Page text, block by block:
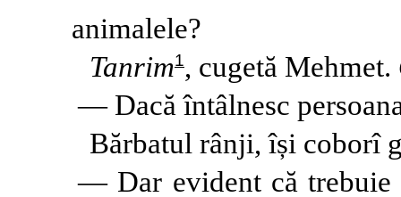
animalele?
Tanrim1, cugetă Mehmet.
— Dacă întâlnesc
Bărbatul rânji, își coborî
— Dar evident că trebuie